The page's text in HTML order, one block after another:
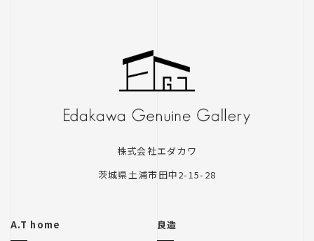
株式会社エダカワ
茨城県土浦市田中2-15-28
A.T home 良造